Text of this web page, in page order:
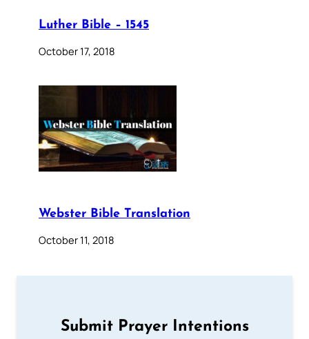
Luther Bible – 1545
October 17, 2018
Webster Bible Translation
October 11, 2018
Submit Prayer Intentions